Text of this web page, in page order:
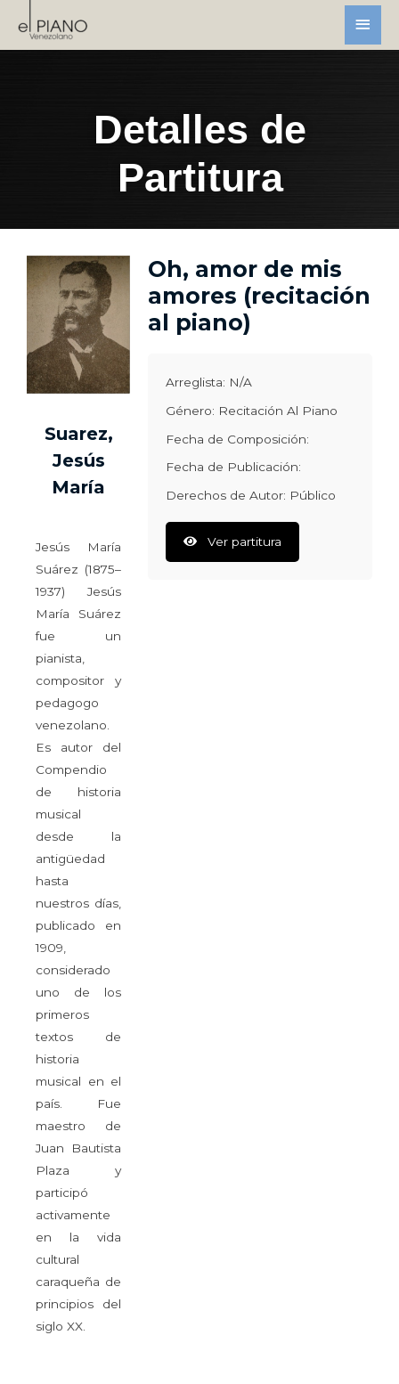
Detalles de
Partitura
Suarez,
Jesús
María
Jesús María
Suárez (1875–
1937) Jesús
María Suárez
fue un
pianista,
compositor y
pedagogo
venezolano.
Es autor del
Compendio
de historia
musical
desde la
antigüedad
hasta
nuestros días,
publicado en
1909,
considerado
uno de los
primeros
textos de
historia
musical en el
país. Fue
maestro de
Juan Bautista
Plaza y
participó
activamente
en la vida
cultural
caraqueña de
principios del
siglo XX.
Oh, amor de mis
amores (recitación
al piano)
Arreglista: N/A
Género: Recitación Al Piano
Fecha de Composición:
Fecha de Publicación:
Derechos de Autor: Público
Ver partitura